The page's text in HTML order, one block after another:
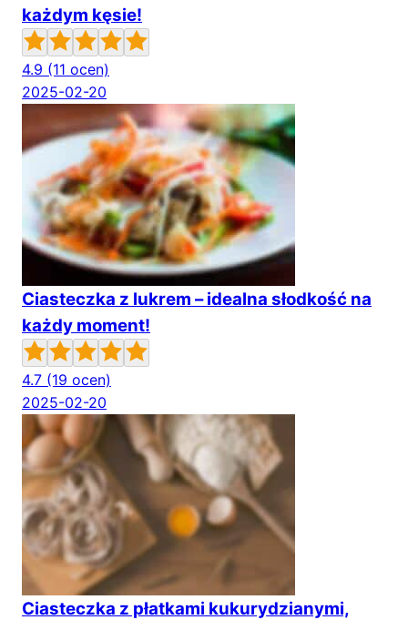
każdym kęsie!
4.9 (11 ocen)
2025-02-20
Ciasteczka z lukrem – idealna słodkość na
każdy moment!
4.7 (19 ocen)
2025-02-20
Ciasteczka z płatkami kukurydzianymi,